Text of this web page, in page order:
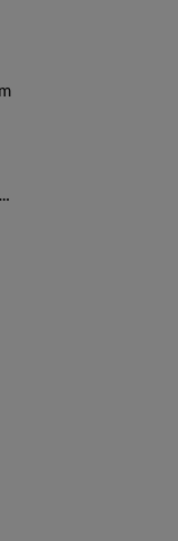
IADE-Universidade Europeia lança cursos de Verão em parceria com as melhores escolas de design da Europa